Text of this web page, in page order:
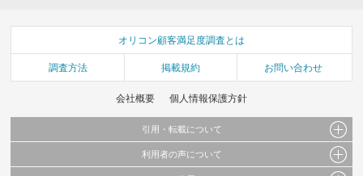
オリコン顧客満足度調査とは
調査方法 掲載規約 お問い合わせ
会社概要 個人情報保護方針
引用・転載について
当サイトで公開されている情報（文字、写真、イラスト、画像データ等）及びこれらの配
利用者の声について